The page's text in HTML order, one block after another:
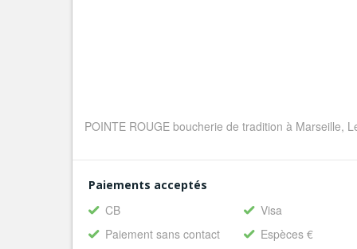
POINTE ROUGE boucherie de tradition à Marseille,
Paiements acceptés
CB
Visa
Paiement sans contact
Espèces €